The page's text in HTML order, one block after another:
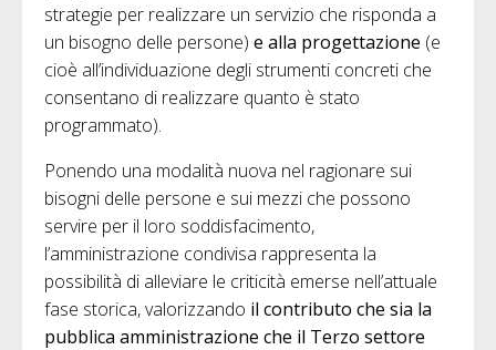
strategie per realizzare un servizio che risponda a
un bisogno delle persone) e alla progettazione (e
cioè all’individuazione degli strumenti concreti che
consentano di realizzare quanto è stato
programmato).
Ponendo una modalità nuova nel ragionare sui
bisogni delle persone e sui mezzi che possono
servire per il loro soddisfacimento,
l’amministrazione condivisa rappresenta la
possibilità di alleviare le criticità emerse nell’attuale
fase storica, valorizzando il contributo che sia la
pubblica amministrazione che il Terzo settore